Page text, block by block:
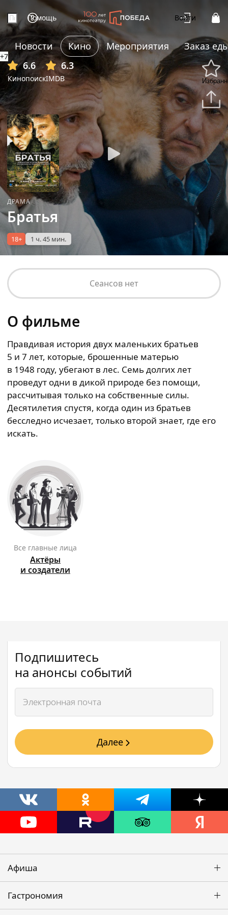
Помощь Войти
Новости Кино Мероприятия
Заказ
6.6
Кинопоиск
6.3
IMDB
+7
ДРАМА
Братья
18+ 1 ч. 45 мин.
Сеансов нет
О фильме
Правдивая история двух маленьких братьев
5 и 7 лет, которые, брошенные матерью
в 1948 году, убегают в лес. Семь долгих лет
проведут одни в дикой природе без помощи,
рассчитывая только на собственные силы.
Десятилетия спустя, когда один из братьев
бесследно исчезает, только второй знает, где его
искать.
Все главные лица
Актёры
и создатели
Подпишитесь
на анонсы событий
Далее
Афиша
Гастрономия